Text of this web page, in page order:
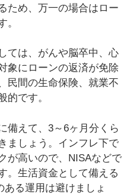
ため、万一の場合はロー
。
ては、がんや脳卒中、心
象にローンの返済が免除
民間の生命保険、就業不
的です。
備えて、3～6ヶ月分くら
ましょう。インフレ下で
が高いので、NISAなどで
。生活資金として備える
る運用は避けましょ